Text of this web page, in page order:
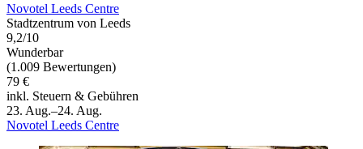
Novotel Leeds Centre
Stadtzentrum von Leeds
9,2/10
Wunderbar
(1.009 Bewertungen)
79 €
inkl. Steuern & Gebühren
23. Aug.–24. Aug.
Novotel Leeds Centre